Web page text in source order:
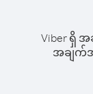
Viber ရှိ
အချက်အ